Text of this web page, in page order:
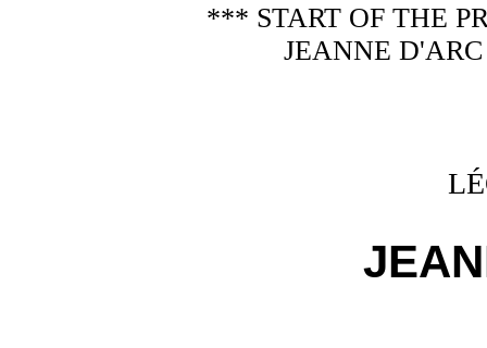
*** START OF THE
JEANNE